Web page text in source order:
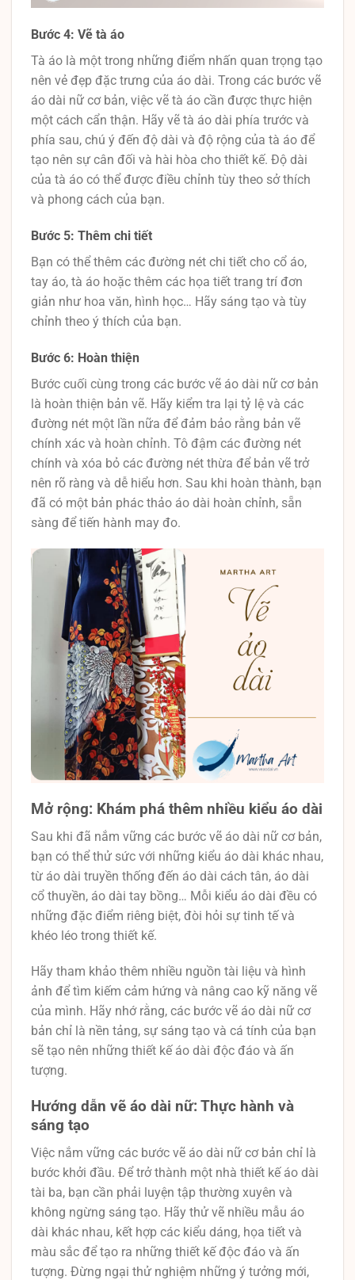
Bước 4: Vẽ tà áo
Tà áo là một trong những điểm nhấn quan trọng tạo
nên vẻ đẹp đặc trưng của áo dài. Trong các bước vẽ
áo dài nữ cơ bản, việc vẽ tà áo cần được thực hiện
một cách cẩn thận. Hãy vẽ tà áo dài phía trước và
phía sau, chú ý đến độ dài và độ rộng của tà áo để
tạo nên sự cân đối và hài hòa cho thiết kế. Độ dài
của tà áo có thể được điều chỉnh tùy theo sở thích
và phong cách của bạn.
Bước 5: Thêm chi tiết
Bạn có thể thêm các đường nét chi tiết cho cổ áo,
tay áo, tà áo hoặc thêm các họa tiết trang trí đơn
giản như hoa văn, hình học… Hãy sáng tạo và tùy
chỉnh theo ý thích của bạn.
Bước 6: Hoàn thiện
Bước cuối cùng trong các bước vẽ áo dài nữ cơ bản
là hoàn thiện bản vẽ. Hãy kiểm tra lại tỷ lệ và các
đường nét một lần nữa để đảm bảo rằng bản vẽ
chính xác và hoàn chỉnh. Tô đậm các đường nét
chính và xóa bỏ các đường nét thừa để bản vẽ trở
nên rõ ràng và dễ hiểu hơn. Sau khi hoàn thành, bạn
đã có một bản phác thảo áo dài hoàn chỉnh, sẵn
sàng để tiến hành may đo.
Mở rộng: Khám phá thêm nhiều kiểu áo dài
Sau khi đã nắm vững các bước vẽ áo dài nữ cơ bản,
bạn có thể thử sức với những kiểu áo dài khác nhau,
từ áo dài truyền thống đến áo dài cách tân, áo dài
cổ thuyền, áo dài tay bồng… Mỗi kiểu áo dài đều có
những đặc điểm riêng biệt, đòi hỏi sự tinh tế và
khéo léo trong thiết kế.
Hãy tham khảo thêm nhiều nguồn tài liệu và hình
ảnh để tìm kiếm cảm hứng và nâng cao kỹ năng vẽ
của mình. Hãy nhớ rằng, các bước vẽ áo dài nữ cơ
bản chỉ là nền tảng, sự sáng tạo và cá tính của bạn
sẽ tạo nên những thiết kế áo dài độc đáo và ấn
tượng.
Hướng dẫn vẽ áo dài nữ: Thực hành và
sáng tạo
Việc nắm vững các bước vẽ áo dài nữ cơ bản chỉ là
bước khởi đầu. Để trở thành một nhà thiết kế áo dài
tài ba, bạn cần phải luyện tập thường xuyên và
không ngừng sáng tạo. Hãy thử vẽ nhiều mẫu áo
dài khác nhau, kết hợp các kiểu dáng, họa tiết và
màu sắc để tạo ra những thiết kế độc đáo và ấn
tượng. Đừng ngại thử nghiệm những ý tưởng mới,